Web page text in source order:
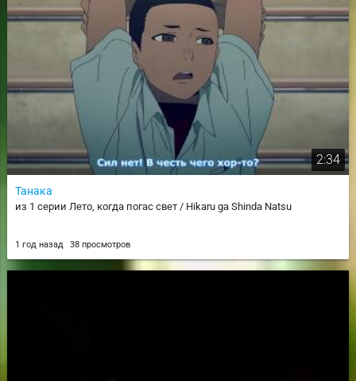
2:34
Танака
из 1 серии Лето, когда погас свет / Hikaru ga Shinda Natsu
1 год назад 38 просмотров